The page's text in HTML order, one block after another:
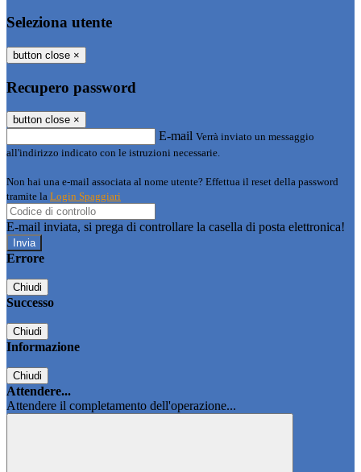
Seleziona utente
button close ×
Recupero password
button close ×
E-mail Verrà inviato un messaggio
all'indirizzo indicato con le istruzioni necessarie.
Non hai una e-mail associata al nome utente? Effettua il reset della password
tramite la Login Spaggiari
E-mail inviata, si prega di controllare la casella di posta elettronica!
Errore
Chiudi
Successo
Chiudi
Informazione
Chiudi
Attendere...
Attendere il completamento dell'operazione...